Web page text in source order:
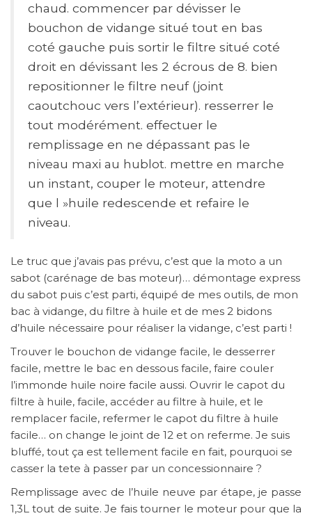
chaud. commencer par dévisser le
bouchon de vidange situé tout en bas
coté gauche puis sortir le filtre situé coté
droit en dévissant les 2 écrous de 8. bien
repositionner le filtre neuf (joint
caoutchouc vers l’extérieur). resserrer le
tout modérément. effectuer le
remplissage en ne dépassant pas le
niveau maxi au hublot. mettre en marche
un instant, couper le moteur, attendre
que l »huile redescende et refaire le
niveau.
Le truc que j’avais pas prévu, c’est que la moto a un
sabot (carénage de bas moteur)… démontage express
du sabot puis c’est parti, équipé de mes outils, de mon
bac à vidange, du filtre à huile et de mes 2 bidons
d’huile nécessaire pour réaliser la vidange, c’est parti !
Trouver le bouchon de vidange facile, le desserrer
facile, mettre le bac en dessous facile, faire couler
l’immonde huile noire facile aussi. Ouvrir le capot du
filtre à huile, facile, accéder au filtre à huile, et le
remplacer facile, refermer le capot du filtre à huile
facile… on change le joint de 12 et on referme. Je suis
bluffé, tout ça est tellement facile en fait, pourquoi se
casser la tete à passer par un concessionnaire ?
Remplissage avec de l’huile neuve par étape, je passe
1,3L tout de suite. Je fais tourner le moteur pour que la